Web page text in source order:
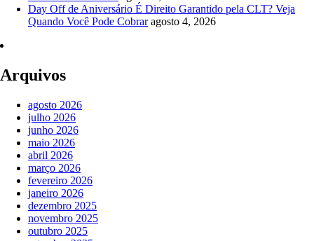
Day Off de Aniversário É Direito Garantido pela CLT? Veja
Quando Você Pode Cobrar agosto 4, 2026
Arquivos
agosto 2026
julho 2026
junho 2026
maio 2026
abril 2026
março 2026
fevereiro 2026
janeiro 2026
dezembro 2025
novembro 2025
outubro 2025